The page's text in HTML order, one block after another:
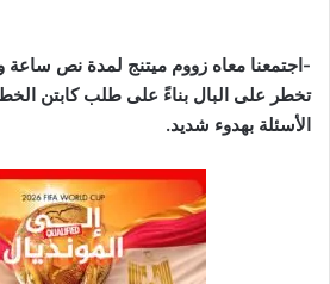
-اجتمعنا معاه زووم ميتنج لمدة نص ساعة
تخطر على البال بناءً على طلب كابتن
الأسئلة بهدوء شديد.